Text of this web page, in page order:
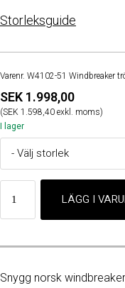
Storleksguide
Varenr. W4102-51 Windbreaker
SEK 1.998,00
(SEK 1.598,40 exkl. moms)
I lager
Snygg norsk